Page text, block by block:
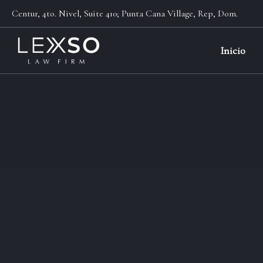
Centur, 4to. Nivel, Suite 410; Punta Cana Village, Rep, Dom.
Inicio